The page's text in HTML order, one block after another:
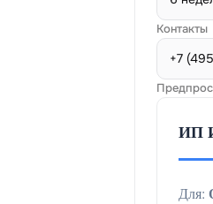
Контакты
ИП
Для: